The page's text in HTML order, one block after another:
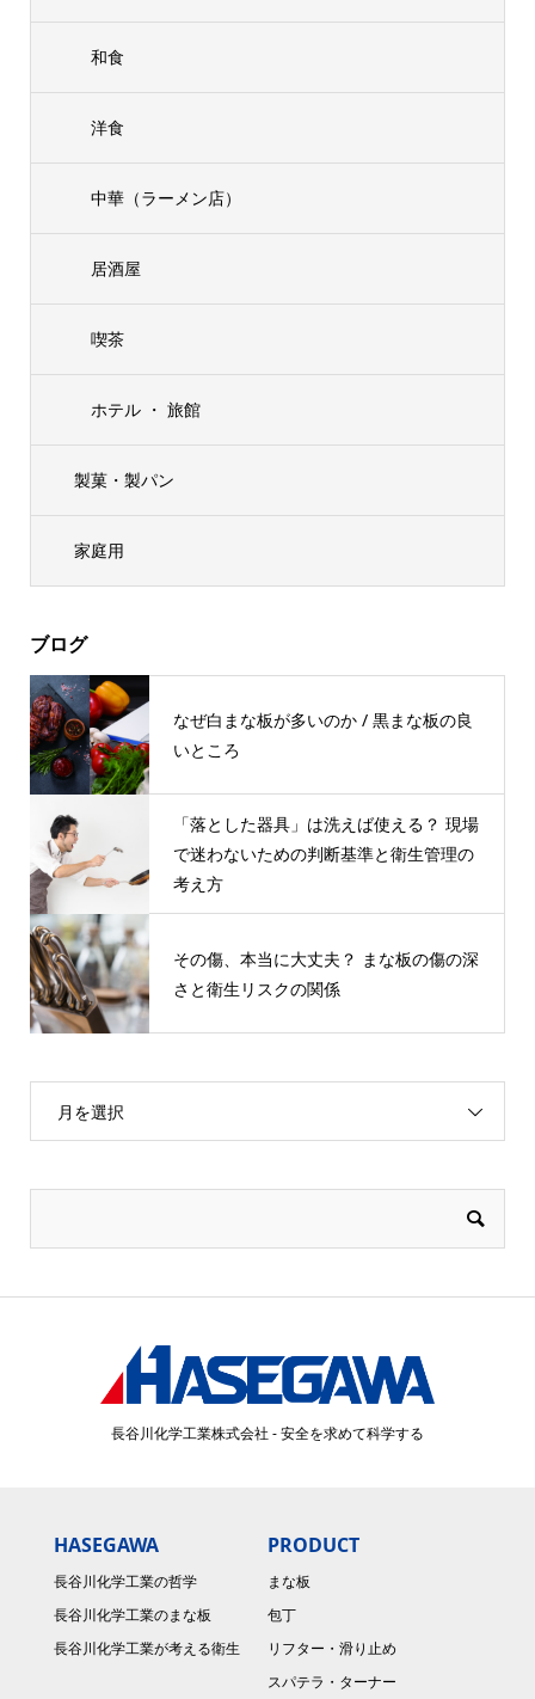
和食
洋食
中華（ラーメン店）
居酒屋
喫茶
ホテル ・ 旅館
製菓・製パン
家庭用
ブログ
なぜ白まな板が多いのか / 黒まな板の良
いところ
「落とした器具」は洗えば使える？ 現場
で迷わないための判断基準と衛生管理の
考え方
その傷、本当に⼤丈夫？ まな板の傷の深
さと衛⽣リスクの関係
月を選択
長谷川化学工業株式会社 - 安全を求めて科学する
HASEGAWA
長谷川化学工業の哲学
長谷川化学工業のまな板
長谷川化学工業が考える衛生
PRODUCT
まな板
包丁
リフター・滑り止め
スパテラ・ターナー